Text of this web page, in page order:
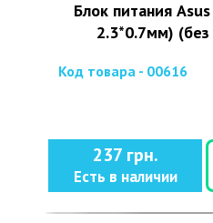
Блок питания
2.3*0.7мм)
Код товара - 00616
237 грн.
Есть в наличии